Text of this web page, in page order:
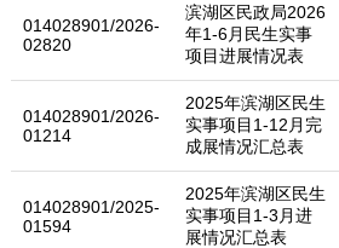
014028901/2026-
02820
滨湖区民政局2026
年1-6月民生实事
项目进展情况表
014028901/2026-
01214
2025年滨湖区民生
实事项目1-12月完
成展情况汇总表
014028901/2025-
01594
2025年滨湖区民生
实事项目1-3月进
展情况汇总表